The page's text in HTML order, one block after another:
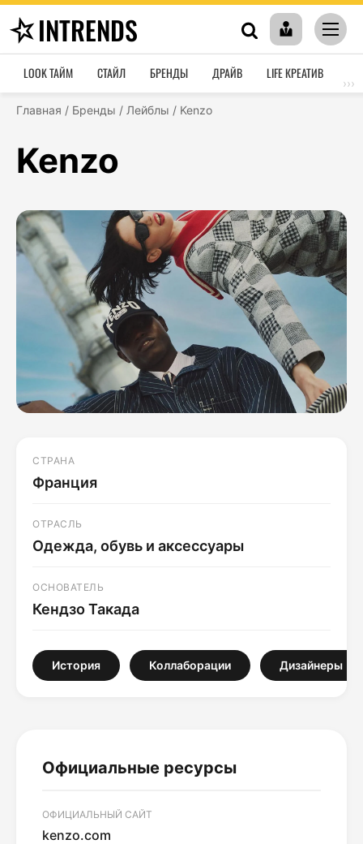
INTRENDS
LOOK ТАЙМ СТАЙЛ БРЕНДЫ ДРАЙВ LIFE КРЕАТИВ
›››
Главная / Бренды / Лейблы / Kenzo
Kenzo
СТРАНА
Франция
ОТРАСЛЬ
Одежда, обувь и аксессуары
ОСНОВАТЕЛЬ
Кендзо Такада
История Коллаборации Дизайнеры
Официальные ресурсы
ОФИЦИАЛЬНЫЙ САЙТ
kenzo.com